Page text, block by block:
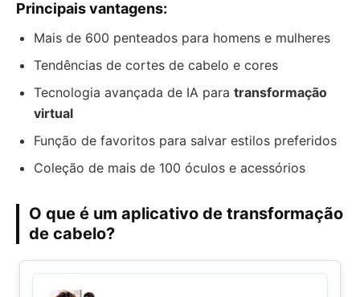
Principais vantagens:
Mais de 600 penteados para homens e mulheres
Tendências de cortes de cabelo e cores
Tecnologia avançada de IA para transformação
virtual
Função de favoritos para salvar estilos preferidos
Coleção de mais de 100 óculos e acessórios
O que é um aplicativo de transformação
de cabelo?